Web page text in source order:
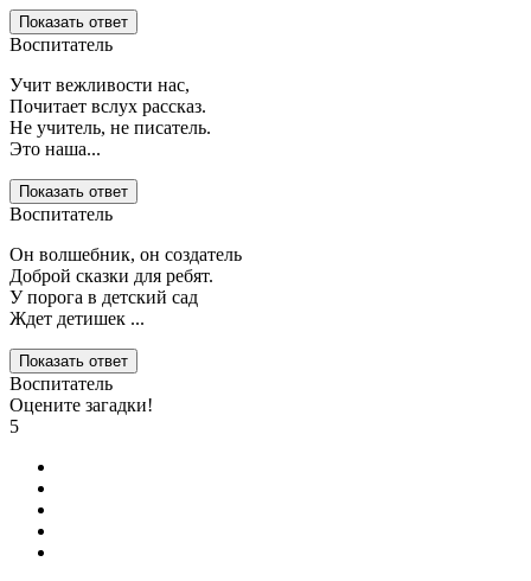
Показать ответ
Воспитатель
Учит вежливости нас,
Почитает вслух рассказ.
Не учитель, не писатель.
Это наша...
Показать ответ
Воспитатель
Он волшебник, он создатель
Доброй сказки для ребят.
У порога в детский сад
Ждет детишек ...
Показать ответ
Воспитатель
Оцените загадки!
5